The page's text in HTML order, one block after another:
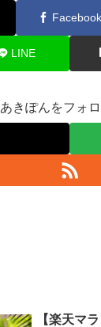
Facebook
LINE
あきぽんをフォ
【楽天マ